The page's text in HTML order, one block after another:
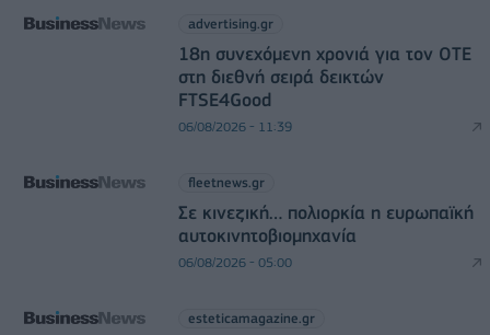
advertising.gr
18η συνεχόμενη χρονιά για τον ΟΤΕ
στη διεθνή σειρά δεικτών
FTSE4Good
06/08/2026 - 11:39
fleetnews.gr
Σε κινεζική… πολιορκία η ευρωπαϊκή
αυτοκινητοβιομηχανία
06/08/2026 - 05:00
esteticamagazine.gr